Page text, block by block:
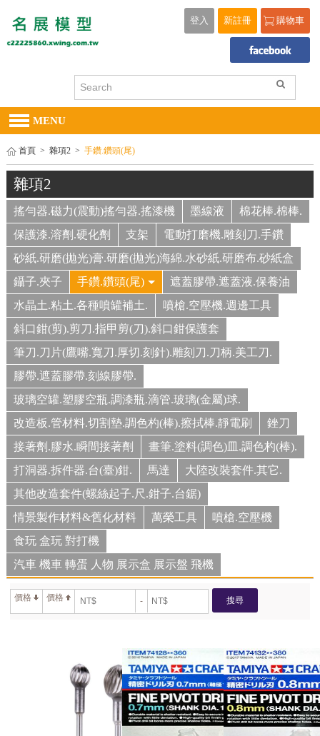
購物車
新註冊
登入
MENU
首頁 > 雜項2 > 手鑽.鑽頭(尾)
雜項2
搖勻器.磁力(震動)搖勻器.搖漆機 墨線液
棉花棒.棉棒.
保護漆.溶劑.硬化劑
支架
電動打磨機.雕刻刀.手鑽
砂紙.研磨(拋光)膏.研磨(拋光)海綿.水砂紙.研磨布.砂紙盒
鑷子.夾子
手鑽.鑽頭(尾)
遮蓋膠帶.遮蓋液.保養油
水晶土.粘土.各種噴罐補土.
噴槍.空壓機.週邊工具
斜口鉗(剪).剪刀.指甲剪(刀).斜口鉗保護套
筆刀.刀片(鷹嘴.寬刀.厚切.刻針).雕刻刀.刀柄.美工刀.
膠帶.遮蓋膠帶.刻線膠帶.
玻璃空罐.塑膠空瓶.調漆瓶.滴管.玻璃(金屬)球.
改造板.管材料.切割墊.調色杓(棒).擦拭棒.靜電刷
銼刀
接著劑.膠水.瞬間接著劑
畫筆.塗料(調色)皿.調色杓(棒).
打洞器.拆件器.台(臺)鉗.
馬達
大陸改裝套件.其它.
其他改造套件(螺絲起子.尺.鉗子.台鋸)
情景製作材料&舊化材料
萬榮工具
噴槍.空壓機
食玩 盒玩 對打機
汽車 機車 轉蛋 人物 展示盒 展示盤 飛機
價格 價格 - 搜尋